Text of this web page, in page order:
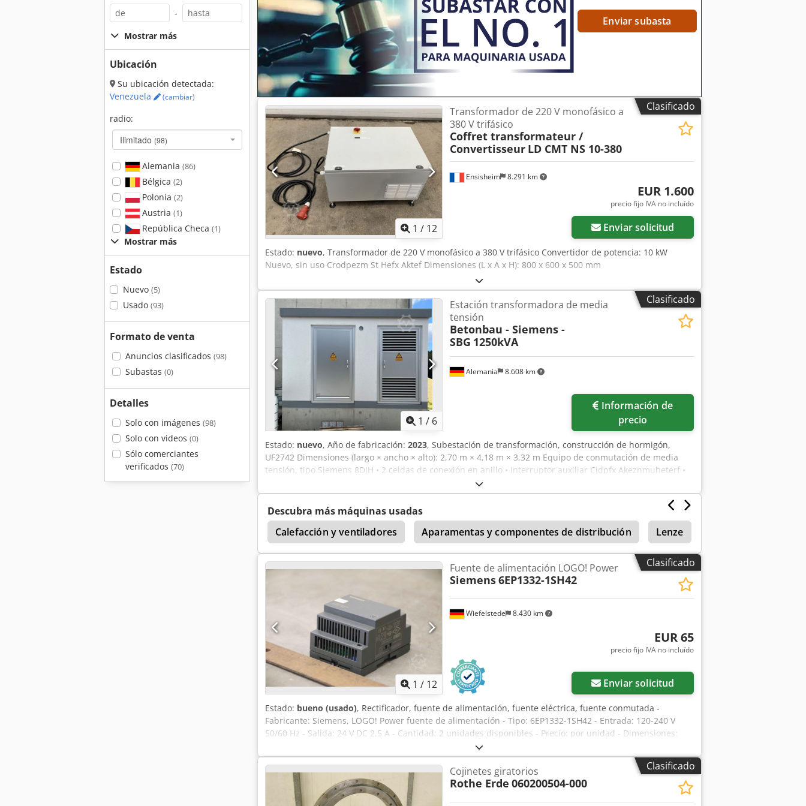
-
Mostrar más
Ubicación
Su ubicación detectada:
Venezuela
(cambiar)
radio:
Ilimitado (98)
Alemania (86)
Bélgica (2)
Polonia (2)
Austria (1)
República Checa (1)
Mostrar más
Estado
Nuevo (5)
Usado (93)
Formato de venta
Anuncios clasificados (98)
Subastas (0)
Detalles
Solo con imágenes (98)
Solo con videos (0)
Sólo comerciantes
verificados (70)
salida: 1DC 0–30 V Corriente de salida: 1DC 0–500 A Regulación: Corriente constante / Tensión constante
Valor de consigna: 0–10 V = 0–100 % para corriente y tensión Refrigeración: Ventilador controlado
Protección del equipo: a prueba de cortocircuitos, protección contra sobrecargas, protección térmica,
monitorización de red Ciclo de trabajo: ED 70 % Año de fabricación: 05/2014 Peso: aprox. 100 kg N.º de
equipo: 21401682 / 9-24 Estado El equipo procede del desmontaje de una instalación industrial. Cedpfx
Aszap T Sjktsrf La venta se realiza en el estado en que se encuentra. No se ha realizado una
comprobación de funcionamiento por nuestra parte. Estado visual según imágenes. Visita bajo cita previa
posible. Alcance de la entrega Se vende la fuente de alimentación DC / el módulo mostrado en las
imágenes. Otros módulos idénticos o similares pueden estar disponibles bajo consulta. Precio En la
compra de varios equipos es posible un precio por lote. Notas Venta exclusivamente a empresas. Sujeto a
venta previa y errores. La venta se realiza sin garantía, responsabilidad por defectos ni devolución.
Enviar subasta
Clasificado
1 / 12
Ensisheim 8.291 km
Transformador de 220 V monofásico a
380 V trifásico
Coffret transformateur /
Convertisseur LD CMT NS 10-380
EUR 1.600
precio fijo IVA no incluído
Enviar solicitud
Estado: nuevo, Transformador de 220 V monofásico a 380 V trifásico Convertidor de potencia: 10 kW
Nuevo, sin uso Crodpezm St Hefx Aktef Dimensiones (L x A x H): 800 x 600 x 500 mm
Clasificado
1 / 6
Alemania 8.608 km
Estación transformadora de media
tensión
Betonbau - Siemens -
SBG 1250kVA
precio
Estado: nuevo, Año de fabricación: 2023, Subestación de transformación, construcción de hormigón,
UF2742 Dimensiones (largo × ancho × alto): 2,70 m × 4,18 m × 3,32 m Equipo de conmutación de media
tensión, tipo Siemens 8DJH • 2 celdas de conexión en anillo • Interruptor auxiliar Cjdpfx Akeznmuheterf •
Indicador de cortocircuito • Sistema de indicación de tensión capacitivo • 1 celda de salida del
transformador • Interruptor auxiliar • Protección UMZ con relé WIC • Sistema de indicación de tensión
capacitivo Transformador de aceite trifásico • Tipo: SBG • Potencia: 1.250 kVA • Diseño hermético
Descubra más máquinas usadas
Calefacción y ventiladores
Aparamentas y componentes de distribución Lenze
Clasificado
1 / 12
Wiefelstede 8.430 km
Fuente de alimentación LOGO! Power
Siemens6EP1332-1SH42
EUR 65
precio fijo IVA no incluído
Enviar solicitud
Estado: bueno (usado), Rectificador, fuente de alimentación, fuente eléctrica, fuente conmutada -
Fabricante: Siemens, LOGO! Power fuente de alimentación - Tipo: 6EP1332-1SH42 - Entrada: 120-240 V
50/60 Hz - Salida: 24 V DC 2,5 A - Cantidad: 2 unidades disponibles - Precio: por unidad - Dimensiones:
90/70/Alto 55 mm Codpfx Akjnch H Estsrf - Peso: 0,2 kg/unidad
Clasificado
Cojinetes giratorios
Rothe Erde 060200504-000